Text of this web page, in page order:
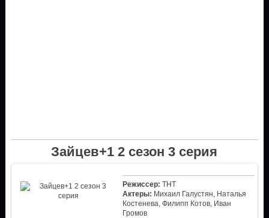
Зайцев+1 2 сезон 3 серия
Режиссер: ТНТ
Актеры: Михаил Галустян, Наталья
Костенева, Филипп Котов, Иван
Громов